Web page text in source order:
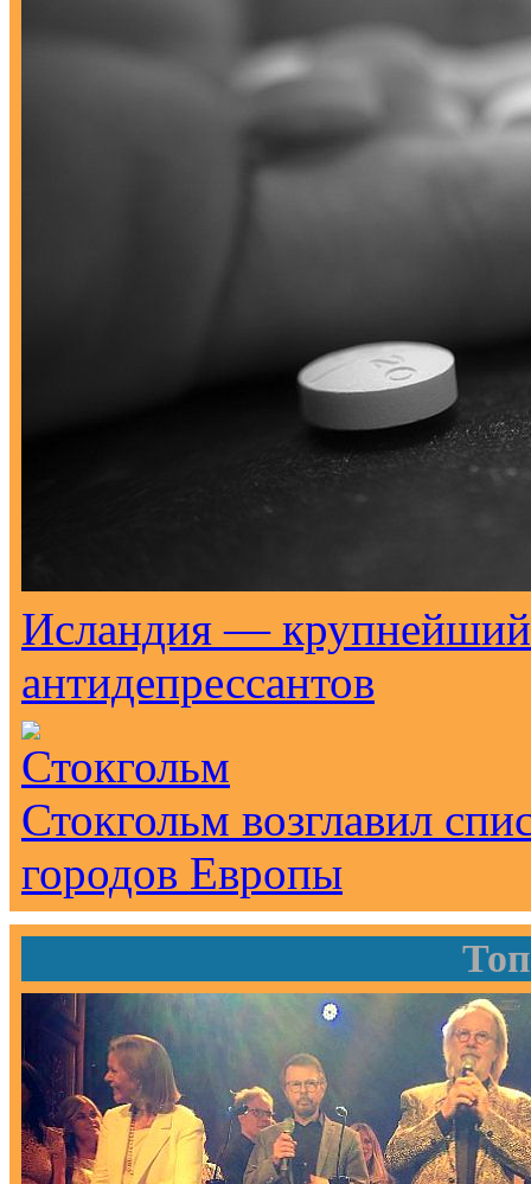
Исландия — крупнейший
антидепрессантов
Стокгольм возглавил
городов Европы